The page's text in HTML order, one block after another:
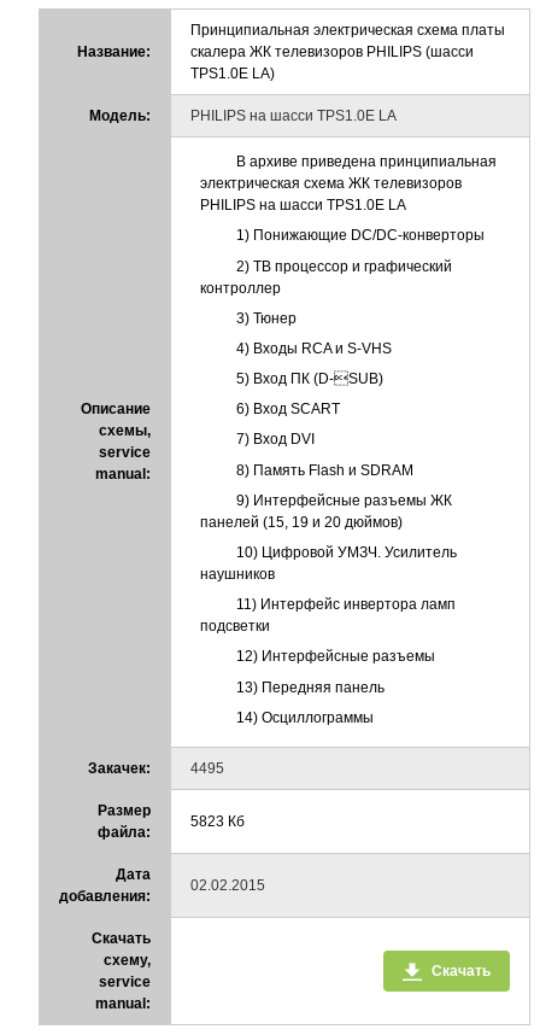
Название:
Принципиальная электрическая схема платы
скалера ЖК телевизоров PHILIPS (шасси
TPS1.0E LA)
Модель: PHILIPS на шасси TPS1.0E LA
Описание
схемы,
service
manual:
В архиве приведена принципиальная
электрическая схема ЖК телевизоров
PHILIPS на шасси TPS1.0E LA
1) Понижающие DC/DC-конверторы
2) ТВ процессор и графический
контроллер
3) Тюнер
4) Входы RCA и S-VHS
5) Вход ПК (D-SUB)
6) Вход SCART
7) Вход DVI
8) Память Flash и SDRAM
9) Интерфейсные разъемы ЖК
панелей (15, 19 и 20 дюймов)
10) Цифровой УМЗЧ. Усилитель
наушников
11) Интерфейс инвертора ламп
подсветки
12) Интерфейсные разъемы
13) Передняя панель
14) Осциллограммы
Закачек: 4495
Размер
файла:
5823 Кб
Дата
добавления:
02.02.2015
Скачать
схему,
service
manual:
Скачать